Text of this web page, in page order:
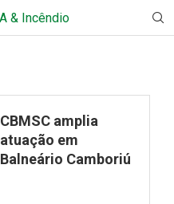
CBMSC amplia
atuação em
Balneário Camboriú